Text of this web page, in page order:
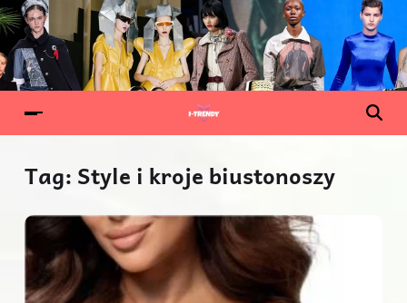
Tag: Style i kroje biustonoszy